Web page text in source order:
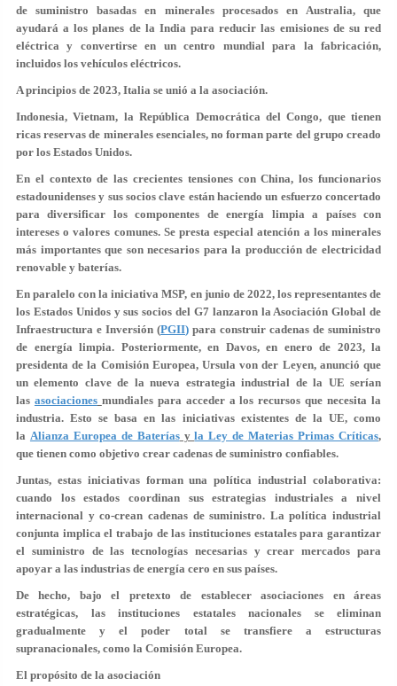
de suministro basadas en minerales procesados en Australia, que
ayudará a los planes de la India para reducir las emisiones de su red
eléctrica y convertirse en un centro mundial para la fabricación,
incluidos los vehículos eléctricos.
A principios de 2023, Italia se unió a la asociación.
Indonesia, Vietnam, la República Democrática del Congo, que tienen
ricas reservas de minerales esenciales, no forman parte del grupo creado
por los Estados Unidos.
En el contexto de las crecientes tensiones con China, los funcionarios
estadounidenses y sus socios clave están haciendo un esfuerzo concertado
para diversificar los componentes de energía limpia a países con
intereses o valores comunes. Se presta especial atención a los minerales
más importantes que son necesarios para la producción de electricidad
renovable y baterías.
En paralelo con la iniciativa MSP, en junio de 2022, los representantes de
los Estados Unidos y sus socios del G7 lanzaron la Asociación Global de
Infraestructura e Inversión (PGII) para construir cadenas de suministro
de energía limpia. Posteriormente, en Davos, en enero de 2023, la
presidenta de la Comisión Europea, Ursula von der Leyen, anunció que
un elemento clave de la nueva estrategia industrial de la UE serían
las asociaciones mundiales para acceder a los recursos que necesita la
industria. Esto se basa en las iniciativas existentes de la UE, como
la Alianza Europea de Bateríasyla Ley de Materias Primas Críticas,
que tienen como objetivo crear cadenas de suministro confiables.
Juntas, estas iniciativas forman una política industrial colaborativa:
cuando los estados coordinan sus estrategias industriales a nivel
internacional y co-crean cadenas de suministro. La política industrial
conjunta implica el trabajo de las instituciones estatales para garantizar
el suministro de las tecnologías necesarias y crear mercados para
apoyar a las industrias de energía cero en sus países.
De hecho, bajo el pretexto de establecer asociaciones en áreas
estratégicas, las instituciones estatales nacionales se eliminan
gradualmente y el poder total se transfiere a estructuras
supranacionales, como la Comisión Europea.
El propósito de la asociación